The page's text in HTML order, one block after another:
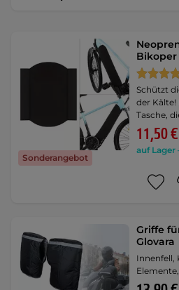
Sonderangebot
Schützt
der Kälte!
Tasche,
11,50 €
auf Lager
Griffe
Glovara
Innenfell,